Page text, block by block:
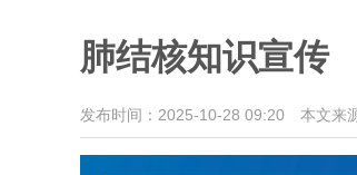
肺结核知识宣传
发布时间：2025-10-28 09:20 本文来